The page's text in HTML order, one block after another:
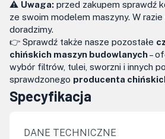
⚠️ Uwaga: przed zakupem sprawdź
ze swoim modelem maszyny. W
doradzimy.
👉 Sprawdź także nasze pozostałe
chińskich maszyn budowlanych–
wybór filtrów, tulei, sworzni i innych
sprawdzonego producenta
Specyfikacja
DANE TECHNICZNE